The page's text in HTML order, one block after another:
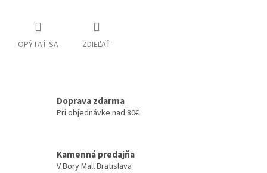
OPÝTAŤ SA ZDIEĽAŤ
Doprava zdarma
Pri objednávke nad 80€
Kamenná predajňa
V Bory Mall Bratislava